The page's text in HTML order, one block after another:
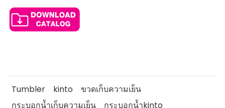
Tumbler kinto
ขวดเก็บความเย็น
กระบอกน้ำเก็บความเย็น
กระบอกน้ำkinto